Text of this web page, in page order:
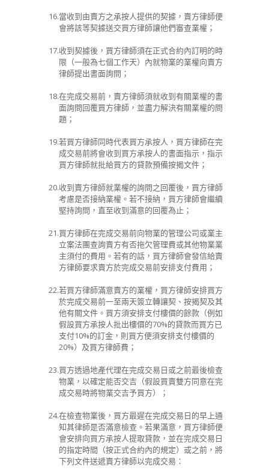
16.當收到由賣方之承按人提供的契據，賣方律師便
會將該等契據送交買方律師讓他們審查業權；
17.收到契據後，買方律師須在正式合約內訂明的時
限（一般為七個工作天）內就物業的業權向賣方
律師提出書面詢問；
18.在完成交易前，賣方律師須就收到有關業權的書
面詢問回覆買方律師，並盡力解決有關業權的問
題；
19.若買方律師同時代表買方承按人，買方律師在完
成交易前將會收到買方承按人的書面指示，指示
買方律師就批給買方的貸款預備按揭文件；
20.收到賣方律師就業權的詢問之回覆後，買方律師
考慮是否接納業權。若不接納，買方律師會繼續
堅持詢問，直至收到滿意的回覆為止；
21.買方律師在完成交易前向物業的管理公司或業主
立案法團查詢賣方有否拖欠管理費或其他物業業
主須付的費用。若有的話，買方律師會發信給賣
方律師要求賣方於完成交易前安排支付費用；
22.若買方律師滿意賣方的業權，買方律師安排買方
於完成交易前一至兩天簽立轉讓契、按揭契及其
他有關文件。買方須安排支付樓價的餘款（例如
假設買方承按人批出樓價的70%的貸款而買方已
支付10%的訂金，則買方便須安排支付樓價的
20%）及買方律師費；
23.買方透過地產代理在完成交易日或之前最後檢查
物業，以確定能否交吉（假設買賣雙方同意在完
成交易時將物業交吉予買方）；
24.在檢查物業後，買方最遲在完成交易日的早上通
知其律師是否滿意檢查。若果滿意，買方律師便
會安排向買方承按人提取貸款，並在完成交易日
的指定時間（按正式合約內的規定）或之前，將
下列文件送遞賣方律師以完成交易：